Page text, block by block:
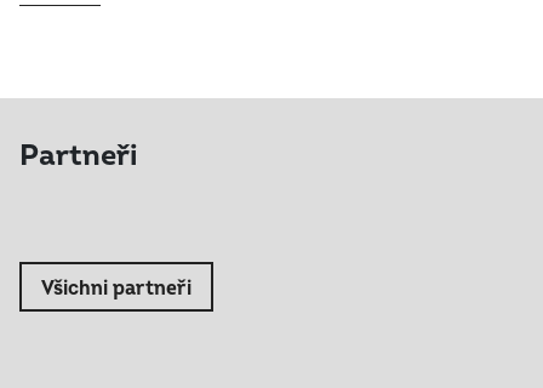
Partneři
Všichni partneři